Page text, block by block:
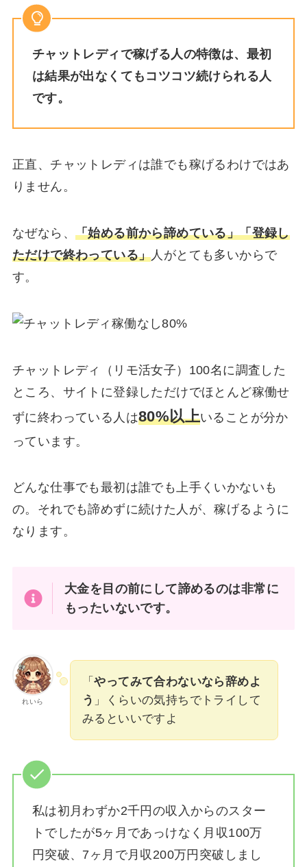
チャットレディで稼げる人の特徴は、最初
は結果が出なくてもコツコツ続けられる人
です。
正直、チャットレディは誰でも稼げるわけではあ
りません。
なぜなら、 「始める前から諦めている」「登録し
ただけで終わっている」 人がとても多いからで
す。
チャットレディ（リモ活女子）100名に調査した
ところ、サイトに登録しただけでほとんど稼働せ
ずに終わっている人は80%以上いることが分か
っています。
どんな仕事でも最初は誰でも上手くいかないも
の。それでも諦めずに続けた人が、稼げるように
なります。
大金を目の前にして諦めるのは非常に
もったいないです。
れいら
「やってみて合わないなら辞めよ
う 」くらいの気持ちでトライして
みるといいですよ
私は初月わずか2千円の収入からのスター
トでしたが5ヶ月であっけなく月収100万
円突破、7ヶ月で月収200万円突破しまし